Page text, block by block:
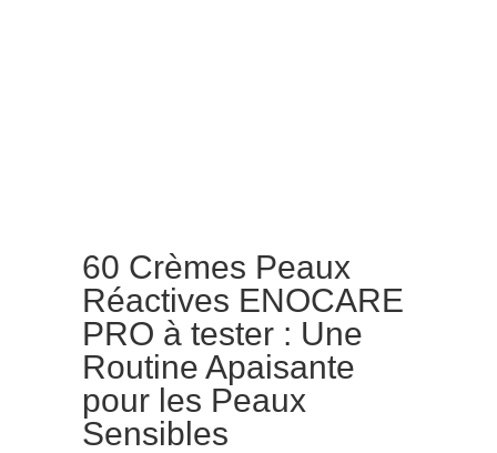
60 Crèmes Peaux
Réactives ENOCARE
PRO à tester : Une
Routine Apaisante
pour les Peaux
Sensibles